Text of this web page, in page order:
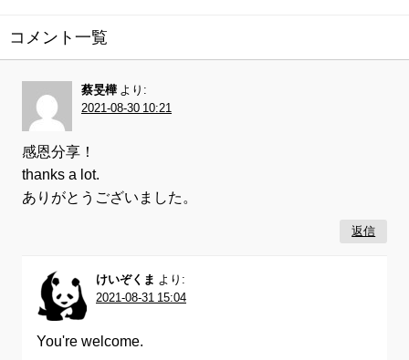
コメント一覧
蔡旻樺 より:
2021-08-30 10:21
感恩分享！
thanks a lot.
ありがとうございました。
返信
けいぞくま より:
2021-08-31 15:04
You're welcome.